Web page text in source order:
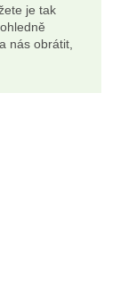
je tak
nás obrátit,